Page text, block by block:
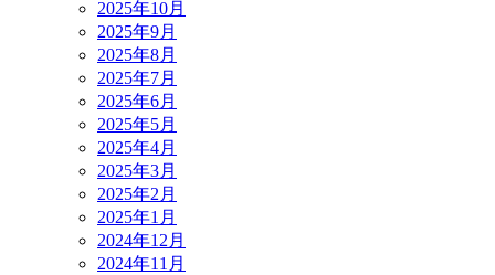
2025年10月
2025年9月
2025年8月
2025年7月
2025年6月
2025年5月
2025年4月
2025年3月
2025年2月
2025年1月
2024年12月
2024年11月